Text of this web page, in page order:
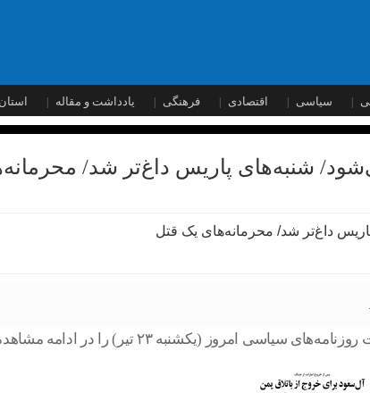
سیاسی اقتصادی فرهنگی یادداشت و مقاله
شنبه‌های پاریس داغ‌تر شد/
(یکشنبه ۲۳ تیر) را در ادامه مشاهده می‌کنید.